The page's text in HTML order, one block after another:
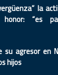
la
“es
su agresor en
hijos